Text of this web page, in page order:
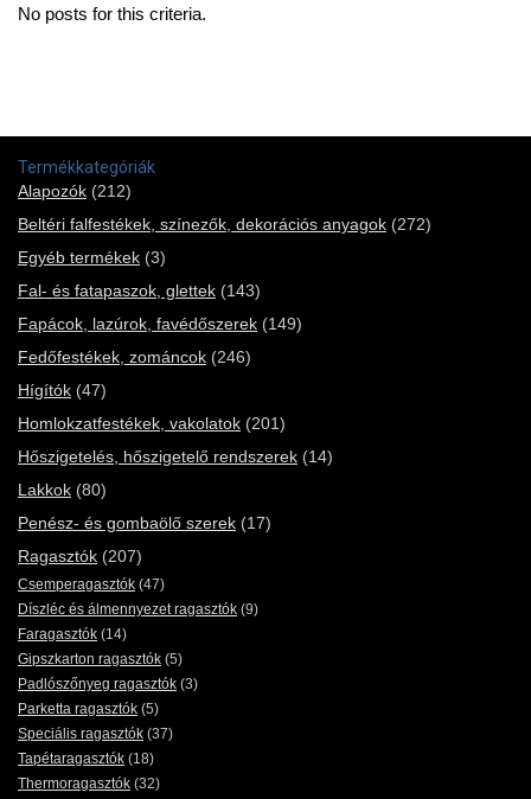
No posts for this criteria.
Termékkategóriák
Alapozók (212)
Beltéri falfestékek, színezők, dekorációs anyagok (272)
Egyéb termékek (3)
Fal- és fatapaszok, glettek (143)
Fapácok, lazúrok, favédőszerek (149)
Fedőfestékek, zománcok (246)
Hígítók (47)
Homlokzatfestékek, vakolatok (201)
Hőszigetelés, hőszigetelő rendszerek (14)
Lakkok (80)
Penész- és gombaölő szerek (17)
Ragasztók (207)
Csemperagasztók (47)
Díszléc és álmennyezet ragasztók (9)
Faragasztók (14)
Gipszkarton ragasztók (5)
Padlószőnyeg ragasztók (3)
Parketta ragasztók (5)
Speciális ragasztók (37)
Tapétaragasztók (18)
Thermoragasztók (32)